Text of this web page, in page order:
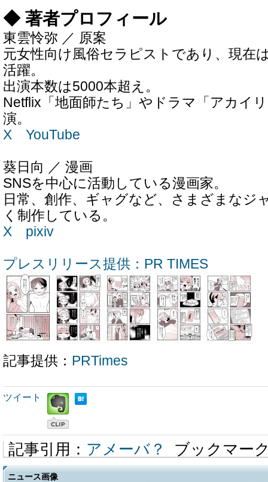
◆ 著者プロフィール
東雲怜弥 ／ 原案
元女性向け風俗セラピストであり、現在
活躍。
出演本数は5000本超え。
Netflix「地面師たち」やドラマ「アカイ
演。
X
YouTube
葵日向 ／ 漫画
SNSを中心に活動している漫画家。
日常、創作、ギャグなど、さまざまなジ
く制作している。
X
pixiv
プレスリリース提供：PR TIMES
記事提供： PRTimes
ツイート
記事引用： アメーバ？ ブックマー
ニュース画像